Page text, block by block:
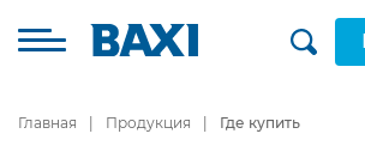
Главная Продукция Где купить